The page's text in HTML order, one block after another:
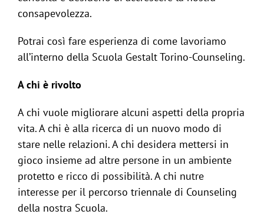
consapevolezza.
Potrai così fare esperienza di come lavoriamo
all’interno della Scuola Gestalt Torino-Counseling.
A chi è rivolto
A chi vuole migliorare alcuni aspetti della propria
vita. A chi è alla ricerca di un nuovo modo di
stare nelle relazioni. A chi desidera mettersi in
gioco insieme ad altre persone in un ambiente
protetto e ricco di possibilità. A chi nutre
interesse per il percorso triennale di Counseling
della nostra Scuola.